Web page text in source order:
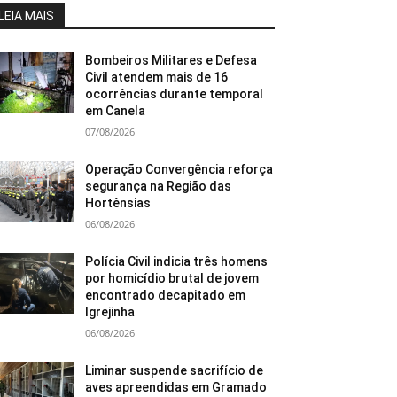
MAIS
Bombeiros Militares e Defesa
Civil atendem mais de 16
ocorrências durante temporal
em Canela
07/08/2026
Operação Convergência reforça
segurança na Região das
Hortênsias
06/08/2026
Polícia Civil indicia três homens
por homicídio brutal de jovem
encontrado decapitado em
Igrejinha
06/08/2026
Liminar suspende sacrifício de
aves apreendidas em Gramado